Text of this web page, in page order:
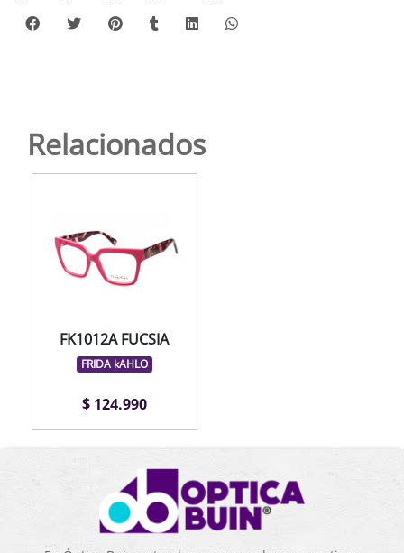
Relacionados
FK1012A FUCSIA
FRIDA kAHLO
$ 124.990